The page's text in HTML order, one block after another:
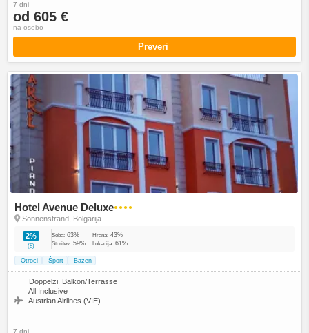
7 dni
od 605 €
na osebo
Preveri
Hotel Avenue Deluxe●●●●
Sonnenstrand, Bolgarija
2%
(8)
Soba: 63% Hrana: 43%
Storitev: 59% Lokacija: 61%
Otroci Šport Bazen
Doppelzi. Balkon/Terrasse
All Inclusive
Austrian Airlines (VIE)
7 dni